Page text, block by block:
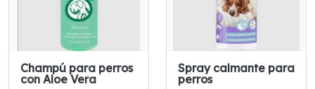
Champú para perros
con Aloe Vera
Spray calmante para
perros